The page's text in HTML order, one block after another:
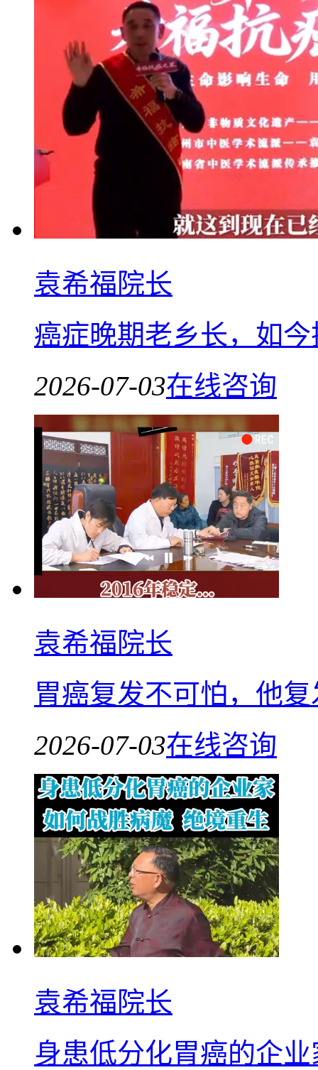
袁希福院长
癌症晚期老乡长，如
2026-07-03在线咨询
袁希福院长
胃癌复发不可怕，他
2026-07-03在线咨询
袁希福院长
身患低分化胃癌的企